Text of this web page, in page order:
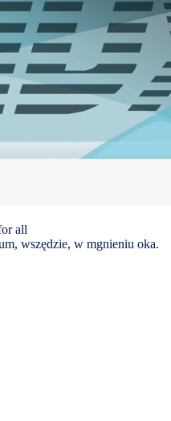
all
wszędzie, w mgnieniu oka.